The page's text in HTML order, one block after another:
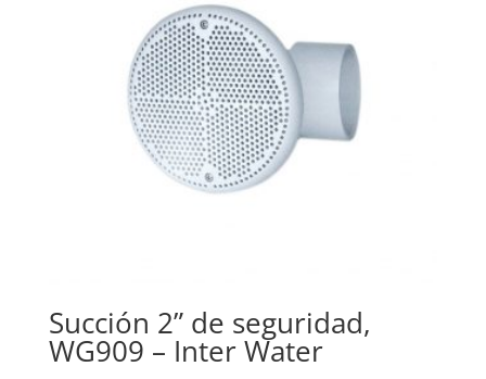
Succión 2” de seguridad,
WG909 – Inter Water